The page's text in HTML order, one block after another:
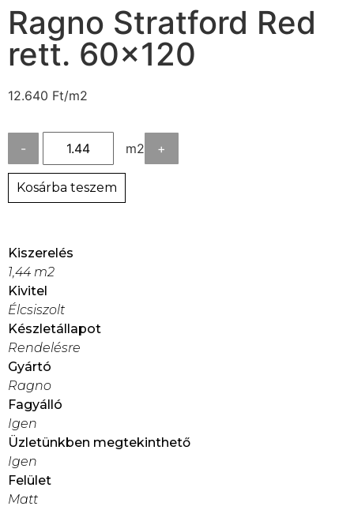
Ragno Stratford Red
rett. 60×120
12.640 Ft/m2
- m2 +
Kosárba teszem
Kiszerelés
1,44 m2
Kivitel
Élcsiszolt
Készletállapot
Rendelésre
Gyártó
Ragno
Fagyálló
Igen
Üzletünkben megtekinthető
Igen
Felület
Matt